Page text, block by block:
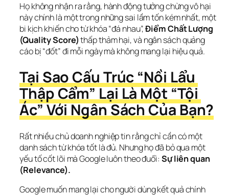
Họ không nhận ra rằng, hành động tưởng chừng vô hại
này chính là một trong những sai lầm tốn kém nhất, một
bi kịch khiến cho từ khóa “đá nhau”, Điểm Chất Lượng
(Quality Score) thấp thảm hại, và ngân sách quảng
cáo bị “đốt” đi mỗi ngày mà không mang lại hiệu quả.
Tại Sao Cấu Trúc “Nồi Lẩu
Thập Cẩm” Lại Là Một “Tội
Ác” Với Ngân Sách Của Bạn?
Rất nhiều chủ doanh nghiệp tin rằng chỉ cần có một
danh sách từ khóa tốt là đủ. Nhưng họ đã bỏ qua một
yếu tố cốt lõi mà Google luôn theo đuổi: Sự liên quan
(Relevance).
Google muốn mang lại cho người dùng kết quả chính